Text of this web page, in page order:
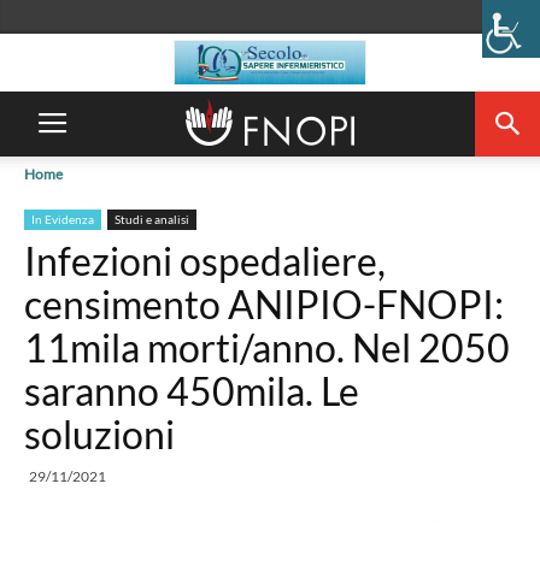
Home
In Evidenza Studi e analisi
Infezioni ospedaliere,
censimento ANIPIO-FNOPI:
11mila morti/anno. Nel 2050
saranno 450mila. Le
soluzioni
29/11/2021